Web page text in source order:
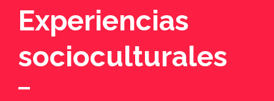
Experiencias
socioculturales